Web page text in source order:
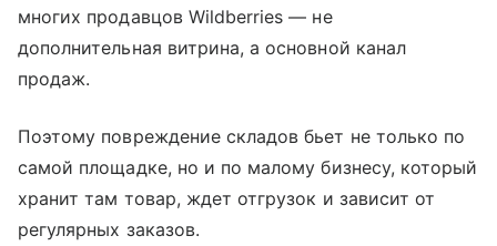
многих продавцов Wildberries — не
дополнительная витрина, а основной канал
продаж.
Поэтому повреждение складов бьет не только по
самой площадке, но и по малому бизнесу, который
хранит там товар, ждет отгрузок и зависит от
регулярных заказов.